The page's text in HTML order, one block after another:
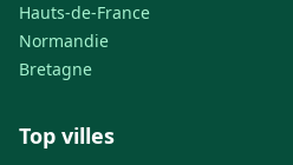
Hauts-de-France
Normandie
Bretagne
Top villes